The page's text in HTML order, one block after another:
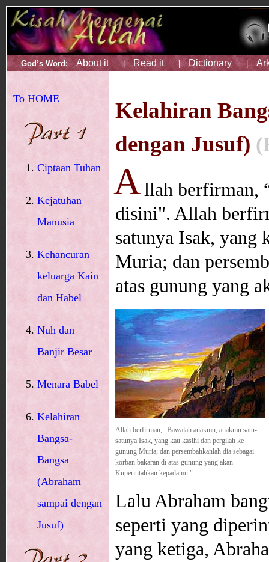
God’s Word: About it | Read it | Dictionary |
To HOME
Ciptaan Tuhan
Kejatuhan
Manusia
Kehancuran
keluarga Kain
dan Habel
Nuh dan
Banjir Besar
Menara Babel
Kelahiran
Bangsa-
Bangsa
(Abraham
sampai dengan
Jusuf)
Kelahiran
dengan Jusuf)
Allah berfirman,
disini". Allah
satunya Isak, yang
Muria; dan
atas gunung yang
Allah berfirman, "Bawalah anakmu, anakmu satu-
satunya Isak, yang kau kasihi dan pergilah ke
gunung Muria; dan persembahkanlah dia sebagai
korban bakaran di atas gunung yang akan
Kuperintahkan kepadamu."
Lalu Abraham
seperti yang
yang ketiga,